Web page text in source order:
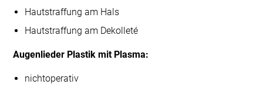
Hautstraffung am Hals
Hautstraffung am Dekolleté
Augenlieder Plastik mit Plasma:
nichtoperativ